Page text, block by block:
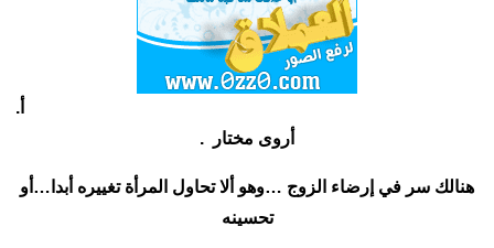
أ‌.
أروى مختار .
هنالك سر في إرضاء الزوج …وهو ألا تحاول المرأة تغييره أبدا…أو
تحسينه